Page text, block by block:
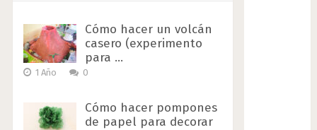
Cómo hacer un volcán
casero (experimento
para …
1 Año 0
Cómo hacer pompones
de papel para decorar